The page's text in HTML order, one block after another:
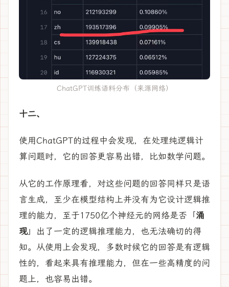
ChatGPT训练语料分布（来源网络）
十二、
使用ChatGPT的过程中会发现，在处理纯逻辑计
算问题时，它的回答更容易出错，比如数学问题。
从它的工作原理看，对这些问题的回答同样只是语
言生成，至少在模型结构上并没有为它设计逻辑推
理的能力，至于1750亿个神经元的网络是否「涌
现」出了一定的逻辑推理能力，也无法确切的得
知。从使用上会发现，多数时候它的回答是有逻辑
性的，看起来具有推理能力，但在一些高精度的问
题上，也容易出错。